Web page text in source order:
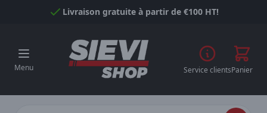
Passer au contenuLivraison gratuite à partir de €100 HT!
Menu Service clientsPanier